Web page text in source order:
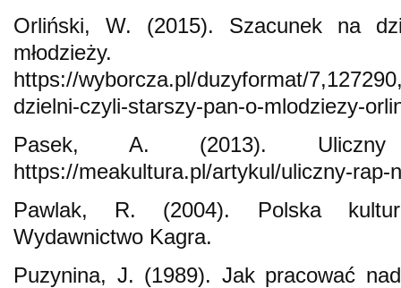
Orliński, W. (2015). Szacunek na
młodzieży.
https://wyborcza.pl/duzyformat/
dzielni-czyli-starszy-pan-o-mlodziezy-
Pasek, A. (2013).
https://meakultura.pl/artykul/uliczny-rap-
Pawlak, R. (2004). Polska
Wydawnictwo Kagra.
Puzynina, J. (1989). Jak pracować